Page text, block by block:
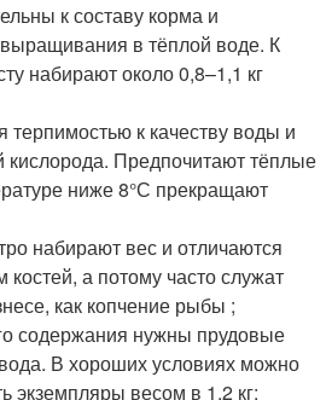
к составу корма и
в тёплой воде. К
набирают около 0,8–1,1 кг
терпимостью к качеству воды и
кислорода. Предпочитают тёплые
ниже 8°С прекращают
набирают вес и отличаются
а потому часто служат
как копчение рыбы ;
содержания нужны прудовые
В хороших условиях можно
экземпляры весом в 1,2 кг;